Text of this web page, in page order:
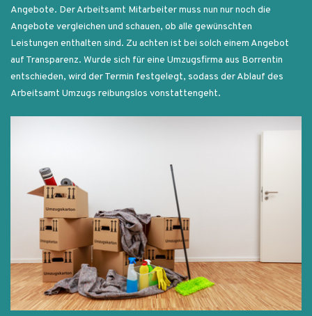
Angebote. Der Arbeitsamt Mitarbeiter muss nun nur noch die
Angebote vergleichen und schauen, ob alle gewünschten
Leistungen enthalten sind. Zu achten ist bei solch einem Angebot
auf Transparenz. Wurde sich für eine Umzugsfirma aus Borrentin
entschieden, wird der Termin festgelegt, sodass der Ablauf des
Arbeitsamt Umzugs reibungslos vonstattengeht.